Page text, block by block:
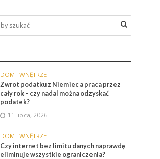
DOM I WNĘTRZE
Zwrot podatku z Niemiec a praca przez
cały rok – czy nadal można odzyskać
podatek?
11 lipca, 2026
DOM I WNĘTRZE
Czy internet bez limitu danych naprawdę
eliminuje wszystkie ograniczenia?